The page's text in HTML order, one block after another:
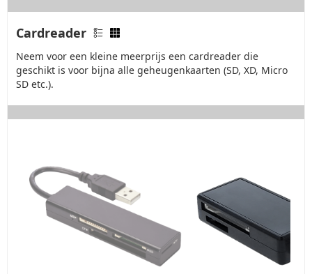
Cardreader
Neem voor een kleine meerprijs een cardreader die
geschikt is voor bijna alle geheugenkaarten (SD, XD, Micro
SD etc.).